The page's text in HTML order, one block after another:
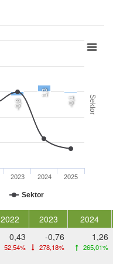
Sektor
-0,8
1,3
-0,1
Sektor
2023 2024 2025
2022 2023
2024
0,43
52,54%
-0,76
278,18%
1,26
265,01%